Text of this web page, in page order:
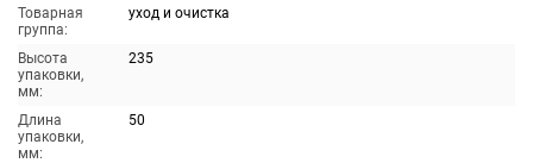
Товарная
группа:
уход и очистка
Высота
упаковки,
мм:
235
Длина
упаковки,
мм:
50